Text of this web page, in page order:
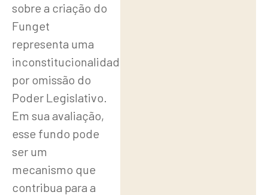
sobre a criação do
Funget
representa uma
inconstitucionalidade
por omissão do
Poder Legislativo.
Em sua avaliação,
esse fundo pode
ser um
mecanismo que
contribua para a